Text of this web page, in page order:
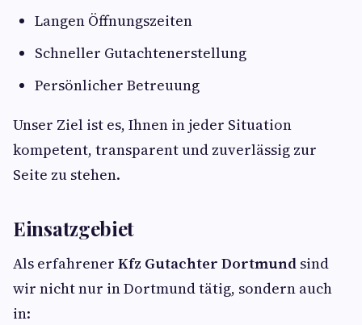
Langen Öffnungszeiten
Schneller Gutachtenerstellung
Persönlicher Betreuung
Unser Ziel ist es, Ihnen in jeder Situation
kompetent, transparent und zuverlässig zur
Seite zu stehen.
Einsatzgebiet
Als erfahrener Kfz Gutachter Dortmund sind
wir nicht nur in Dortmund tätig, sondern auch
in: